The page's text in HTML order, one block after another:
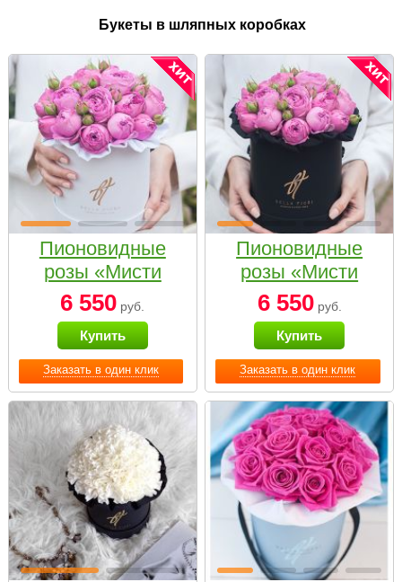
Букеты в шляпных коробках
Заказать в один клик
Пионовидные
розы «Мисти
бабблс» в белой
коробке Small
6 550 руб.
Купить
Заказать в один клик
Пионовидные
розы «Мисти
бабблс» в
черной коробке
Small
6 550руб.
Купить